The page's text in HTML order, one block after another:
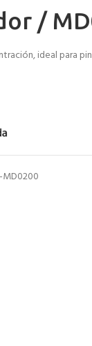
/
ideal para